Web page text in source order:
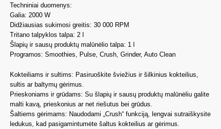
Techniniai duomenys:
Galia: 2000 W
Didžiausias sukimosi greitis: 30 000 RPM
Tritano talpyklos talpa: 2 l
Šlapių ir sausų produktų malūnėlio talpa: 1 l
Programos: Smoothies, Pulse, Crush, Grinder, Auto Clean
Kokteiliams ir sultims: Pasiruoškite šviežius ir šilkinius kokteilius,
sultis ar baltymų gėrimus.
Prieskoniams ir grūdams: Su šlapių ir sausų produktų malūnėliu galite
malti kavą, prieskonius ar net riešutus bei grūdus.
Šaltiems gėrimams: Naudodami „Crush“ funkciją, lengvai sutraiškysite
ledukus, kad pasigamintumėte šaltus kokteilius ar gėrimus.